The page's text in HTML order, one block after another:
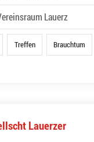
Lauerz
Treffen Brauchtum
Lauerzer